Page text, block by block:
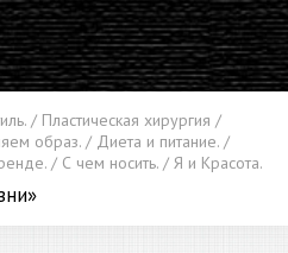
/ Пластическая хирургия /
образ. / Диета и питание. /
/ С чем носить. / Я и Красота.